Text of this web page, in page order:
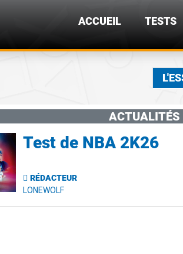
ACCUEIL TESTS
ACTUALITÉS
Test de NBA 2K26
RÉDACTEUR
LONEWOLF